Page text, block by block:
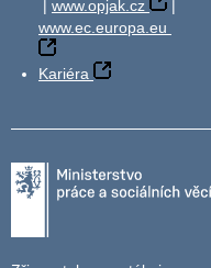
| www.opjak.cz
|
www.ec.europa.eu
Kariéra